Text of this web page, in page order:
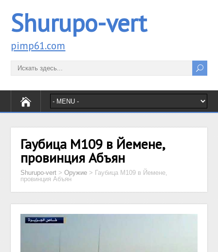
Shurupo-vert
pimp61.com
Гаубица M109 в Йемене,
провинция Абъян
Shurupo-vert >Оружие > Гаубица M109 в Йемене,
провинция Абъян